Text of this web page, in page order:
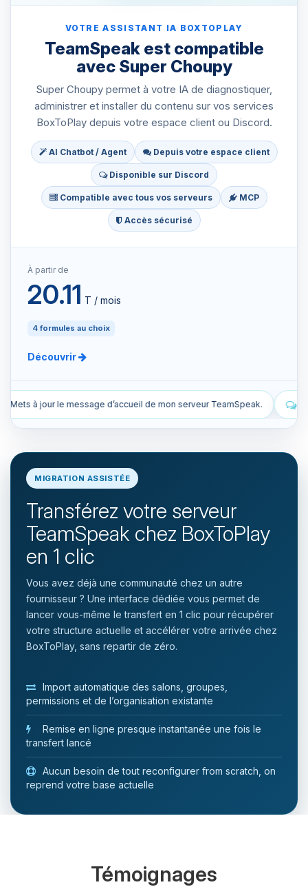
VOTRE ASSISTANT IA BOXTOPLAY
TeamSpeak est compatible
avec Super Choupy
Super Choupy permet à votre IA de diagnostiquer,
administrer et installer du contenu sur vos services
BoxToPlay depuis votre espace client ou Discord.
AI Chatbot / Agent Depuis votre espace client
Disponible sur Discord
Compatible avec tous vos serveurs MCP
Accès sécurisé
À partir de
20.11 T‏ / mois
4 formules au choix
Découvrir
mon serveur TeamSpeak. Liste les snapshots manuels et
MIGRATION ASSISTÉE
Transférez votre serveur
TeamSpeak chez BoxToPlay
en 1 clic
Vous avez déjà une communauté chez un autre
fournisseur ? Une interface dédiée vous permet de
lancer vous-même le transfert en 1 clic pour récupérer
votre structure actuelle et accélérer votre arrivée chez
BoxToPlay, sans repartir de zéro.
Import automatique des salons, groupes,
permissions et de l’organisation existante
Remise en ligne presque instantanée une fois le
transfert lancé
Aucun besoin de tout reconfigurer from scratch, on
reprend votre base actuelle
Témoignages